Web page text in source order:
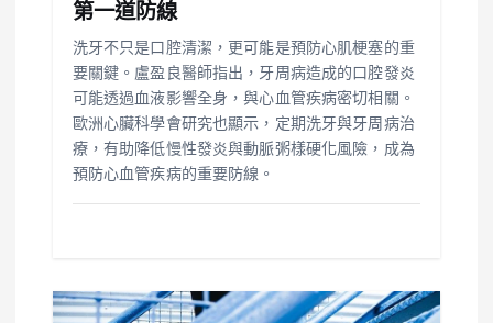
第一道防線
洗牙不只是口腔清潔，更可能是預防心肌梗塞的重
要關鍵。盧盈良醫師指出，牙周病造成的口腔發炎
可能透過血液影響全身，與心血管疾病密切相關。
歐洲心臟科學會研究也顯示，定期洗牙與牙周病治
療，有助降低慢性發炎與動脈粥樣硬化風險，成為
預防心血管疾病的重要防線。